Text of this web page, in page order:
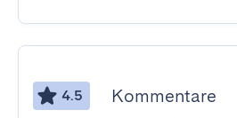
4.5 Kommentare